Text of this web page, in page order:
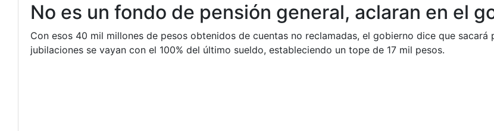
No es un fondo de pensión general, aclaran en el
Con esos 40 mil millones de pesos obtenidos de cuentas no reclamadas, el gobierno dice que
jubilaciones se vayan con el 100% del último sueldo, estableciendo un tope de 17 mil pesos.